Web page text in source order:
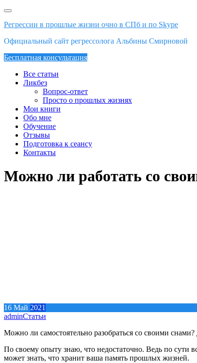
Skip
content
Регрессии в прошлые жизни очно в СПб и по Skype
Официальный сайт регрессолога Альбины Смирновой
Бесплатная консультация
Все статьи
Ликбез
Вопрос-ответ
Просто о прошлых жизнях
Мои книги
Обо мне
Обучение
Отзывы
Подготовка к сеансу
Контакты
Можно ли работать со
16 Май 2021
adminСтатьи
Можно ли самостоятельно разобраться со своими
По своему опыту знаю, что недостаточно. Ведь по сути
может знать, что хранит ваша память прошлых жизней.